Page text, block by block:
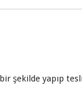
bir şekilde yapıp